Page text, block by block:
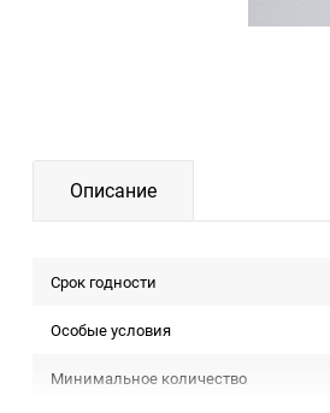
Описание
Срок годности
Особые условия
Минимальное количество